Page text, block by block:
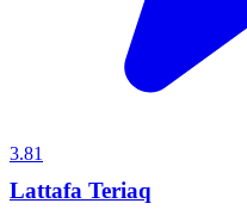
3.81
Lattafa Teriaq